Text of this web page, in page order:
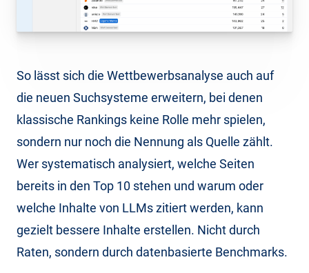
So lässt sich die Wettbewerbsanalyse auch auf
die neuen Suchsysteme erweitern, bei denen
klassische Rankings keine Rolle mehr spielen,
sondern nur noch die Nennung als Quelle zählt.
Wer systematisch analysiert, welche Seiten
bereits in den Top 10 stehen und warum oder
welche Inhalte von LLMs zitiert werden, kann
gezielt bessere Inhalte erstellen. Nicht durch
Raten, sondern durch datenbasierte Benchmarks.